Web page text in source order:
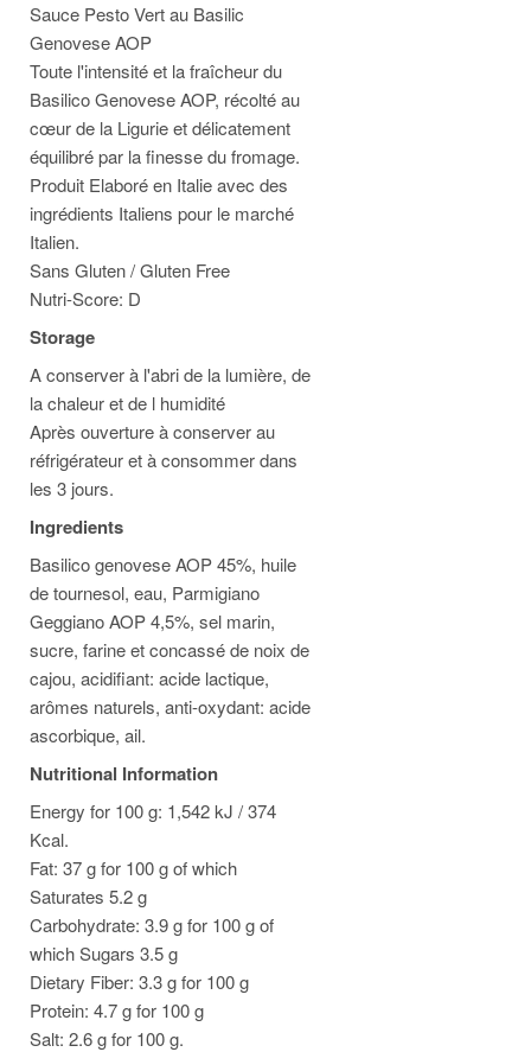
Sauce Pesto Vert au Basilic
Genovese AOP
Toute l'intensité et la fraîcheur du
Basilico Genovese AOP, récolté au
cœur de la Ligurie et délicatement
équilibré par la finesse du fromage.
Produit Elaboré en Italie avec des
ingrédients Italiens pour le marché
Italien.
Sans Gluten / Gluten Free
Nutri-Score: D
Storage
A conserver à l'abri de la lumière, de
la chaleur et de l humidité
Après ouverture à conserver au
réfrigérateur et à consommer dans
les 3 jours.
Ingredients
Basilico genovese AOP 45%, huile
de tournesol, eau, Parmigiano
Geggiano AOP 4,5%, sel marin,
sucre, farine et concassé de noix de
cajou, acidifiant: acide lactique,
arômes naturels, anti-oxydant: acide
ascorbique, ail.
Nutritional Information
Energy for 100 g: 1,542 kJ / 374
Kcal.
Fat: 37 g for 100 g of which
Saturates 5.2 g
Carbohydrate: 3.9 g for 100 g of
which Sugars 3.5 g
Dietary Fiber: 3.3 g for 100 g
Protein: 4.7 g for 100 g
Salt: 2.6 g for 100 g.